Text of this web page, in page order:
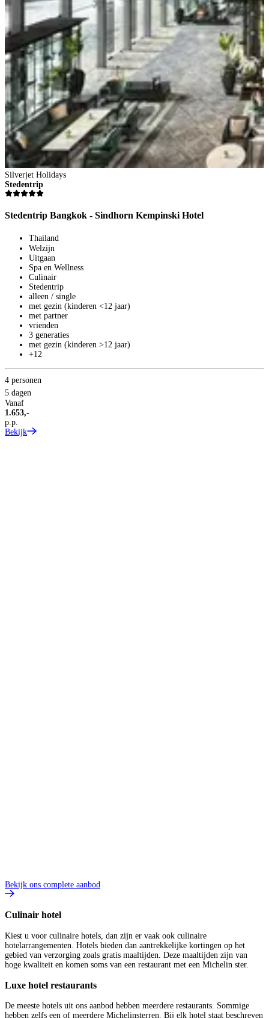
Silverjet Holidays
Stedentrip
Stedentrip Bangkok - Sindhorn Kempinski Hotel
Thailand
Welzijn
Uitgaan
Spa en Wellness
Culinair
Stedentrip
alleen / single
met gezin (kinderen <12 jaar)
met partner
vrienden
3 generaties
met gezin (kinderen >12 jaar)
+12
4 personen
5 dagen
Vanaf
1.653,-
p.p.
Bekijk
Bekijk ons complete aanbod
Culinair hotel
Kiest u voor culinaire hotels, dan zijn er vaak ook culinaire
hotelarrangementen. Hotels bieden dan aantrekkelijke kortingen op het
gebied van verzorging zoals gratis maaltijden. Deze maaltijden zijn van
hoge kwaliteit en komen soms van een restaurant met een Michelin ster.
Luxe hotel restaurants
De meeste hotels uit ons aanbod hebben meerdere restaurants. Sommige
hebben zelfs een of meerdere Michelinsterren. Bij elk hotel staat beschreven